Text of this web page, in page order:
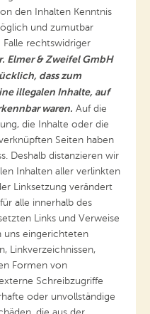
den Inhalten Kenntnis
und zumutbar
rechtswidriger
Elmer & Zweifel GmbH
dass zum
illegalen Inhalte, auf
waren. Auf die
die Inhalte oder die
Seiten haben
Deshalb distanzieren wir
Inhalten aller verlinkten
Linksetzung verändert
alle innerhalb des
Links und Verweise
uns eingerichteten
Linkverzeichnissen,
Formen von
Schreibzugriffe
oder unvollständige